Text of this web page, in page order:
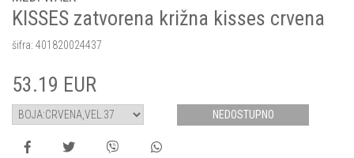
KISSES zatvorena križna kisses crvena
šifra: 401820024437
53.19 EUR
NEDOSTUPNO